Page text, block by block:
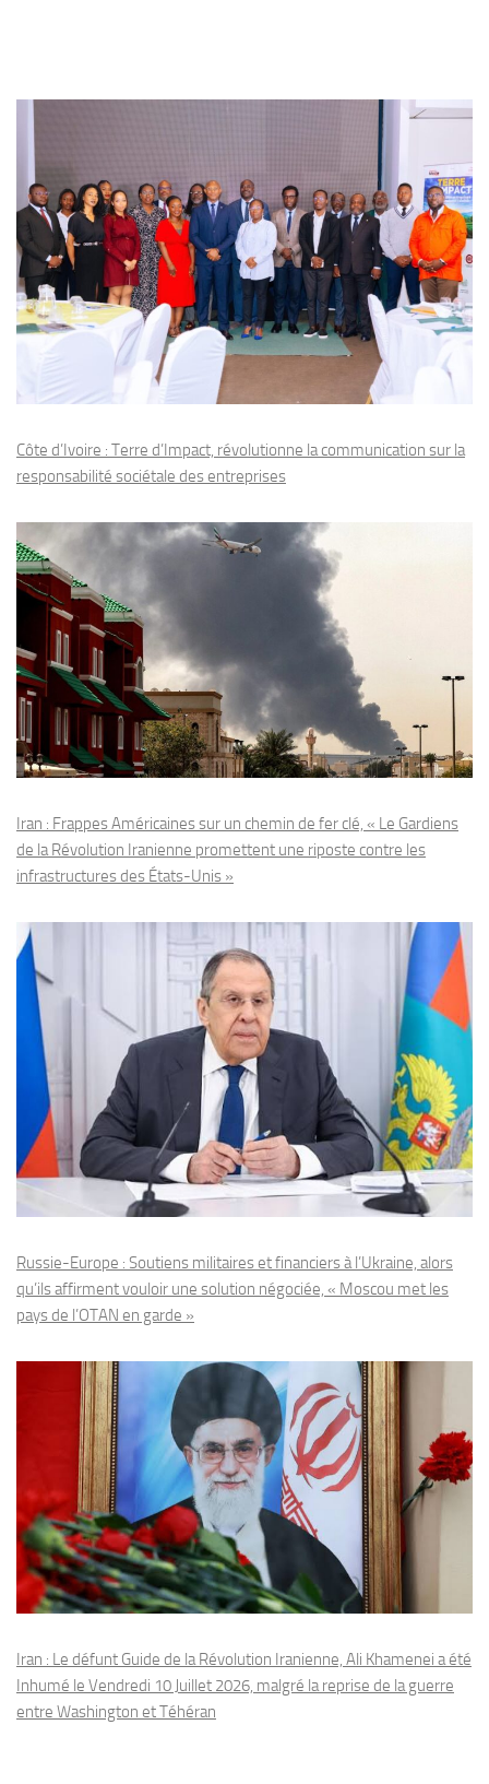
Côte d’Ivoire : Terre d’Impact, révolutionne la communication sur la
responsabilité sociétale des entreprises
Iran : Frappes Américaines sur un chemin de fer clé, « Le Gardiens
de la Révolution Iranienne promettent une riposte contre les
infrastructures des États-Unis »
Russie-Europe : Soutiens militaires et financiers à l’Ukraine, alors
qu’ils affirment vouloir une solution négociée, « Moscou met les
pays de l’OTAN en garde »
Iran : Le défunt Guide de la Révolution Iranienne, Ali Khamenei a été
Inhumé le Vendredi 10 Juillet 2026, malgré la reprise de la guerre
entre Washington et Téhéran